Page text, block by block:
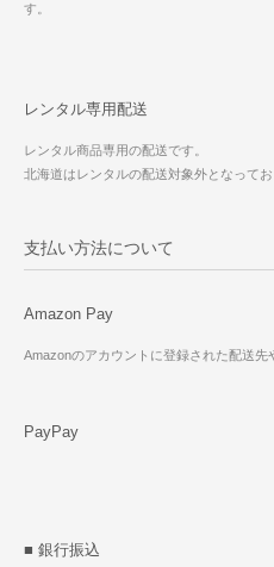
す。
レンタル専用配送
レンタル商品専用の配送です。
北海道はレンタルの配送対象外となって
支払い方法について
Amazon Pay
Amazonのアカウントに登録された配送先
PayPay
■ 銀行振込